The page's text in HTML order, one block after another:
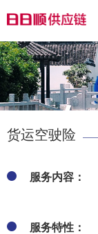
货运空驶险
服务内容：
服务特性：